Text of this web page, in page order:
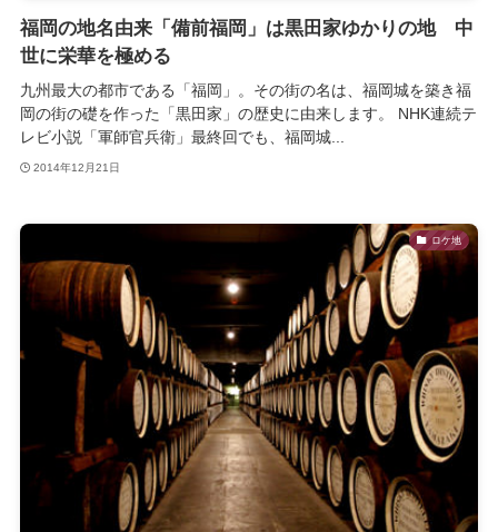
福岡の地名由来「備前福岡」は黒田家ゆかりの地 中
世に栄華を極める
九州最大の都市である「福岡」。その街の名は、福岡城を築き福
岡の街の礎を作った「黒田家」の歴史に由来します。 NHK連続テ
レビ小説「軍師官兵衛」最終回でも、福岡城...
2014年12月21日
ロケ地